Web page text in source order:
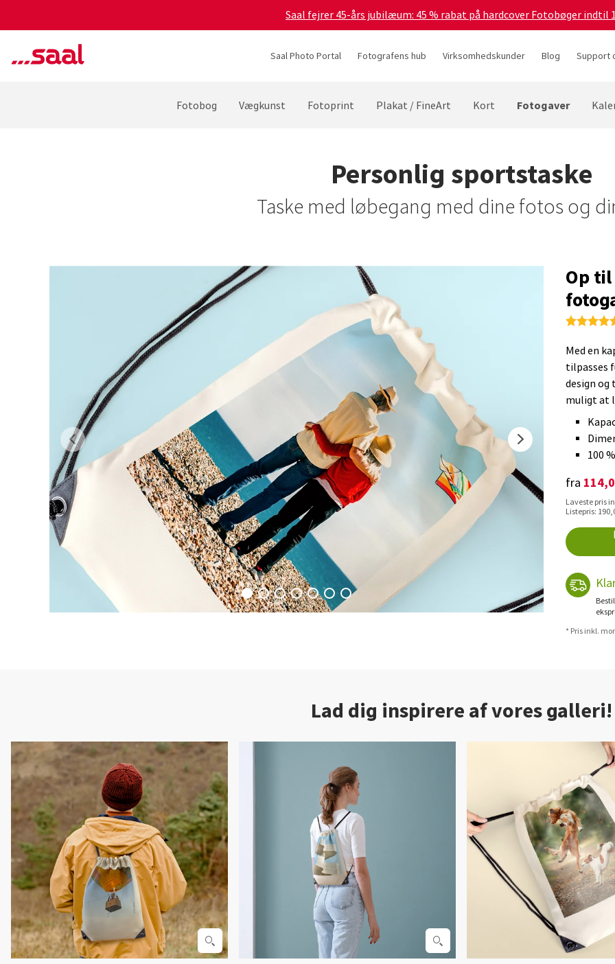
Saal fejrer 45-års jubilæum: 45 % rabat på hardcover Fotobøger indtil
Saal Photo Portal Fotografens hub Virksomhedskunder Blog Support
Fotobog Vægkunst Fotoprint Plakat / FineArt Kort Fotogaver
Personlig sportstaske
Taske med løbegang med dine fotos og
Op til
Med en
tilpasses
design og
muligt at
100
fra
Laveste pris
Listepris:
* Pris inkl.
Lad dig inspirere af vores galleri!